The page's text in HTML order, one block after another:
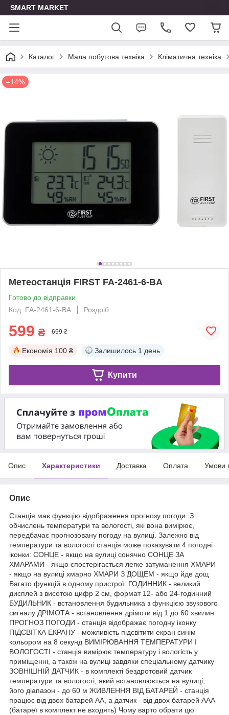
SMART MARKET
Каталог Мала побутова техніка Кліматична техніка
–14%
Метеостанція FIRST FA-2461-6-BA
Готово до відправки
Код: FA-2461-6-BA
Роздріб
599 ₴ 699 ₴
Економія 100 ₴ Залишилось 1 день
Купити
Опис Характеристики Доставка Оплата Умови
Опис
Станція має функцію відображення прогнозу погоди. З
обчислень температури та вологості, які вона вимірює,
передбачає прогнозовану погоду на вулиці. Залежно від
температури та вологості станція може показувати 4 погодні
іконки: СОНЦЕ - якщо на вулиці сонячно СОНЦЕ ЗА
ХМАРАМИ - якщо спостерігається легке затуманення ХМАРИ
- якщо на вулиці хмарно ХМАРИ З ДОЩЕМ - якщо йде дощ
Багато функцій в одному пристрої: ГОДИННИК - великий
дисплей з висотою цифр 2 см, формат 12- або 24-годинний
БУДИЛЬНИК - встановлення будильника з функцією звукового
сигналу ДРІМОТА - встановлення дрімоти від 1 до 60 хвилин
ПРОГНОЗ ПОГОДИ - станція відображає погодну іконку
ПІДСВІТКА ЕКРАНУ - можливість підсвітити екран синім
кольором на 8 секунд ВИМІРЮВАННЯ ТЕМПЕРАТУРИ І
ВОЛОГОСТІ - станція вимірює температуру і вологість у
приміщенні, а також на вулиці завдяки спеціальному датчику
ЗОВНІШНІЙ ДАТЧИК - в комплекті бездротовий датчик
температури та вологості, який встановлюється на вулиці,
його діапазон - до 60 м ЖИВЛЕННЯ ВІД БАТАРЕЙ - станція
працює від двох батарей AA, а датчик - від двох батарей AAA
(батареї в комплект не входять) Чому варто обрати цю